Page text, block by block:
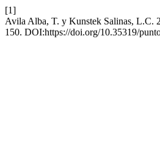
[1]
Avila Alba, T. y Kunstek Salinas, L.C.
150. DOI:https://doi.org/10.35319/